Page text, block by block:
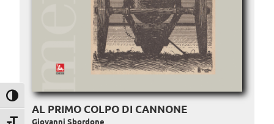
Attiva/disattiva alto contrasto
AL PRIMO COLPO DI CANNONE
Giovanni Sbordone